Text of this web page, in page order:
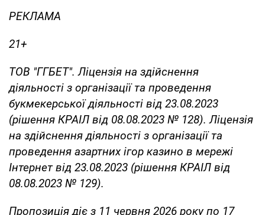
РЕКЛАМА
21+
ТОВ "ГГБЕТ". Ліцензія на здійснення
діяльності з організації та проведення
букмекерської діяльності від 23.08.2023
(рішення КРАІЛ від 08.08.2023 № 128). Ліцензія
на здійснення діяльності з організації та
проведення азартних ігор казино в мережі
Інтернет від 23.08.2023 (рішення КРАІЛ від
08.08.2023 № 129).
Пропозиція діє з 11 червня 2026 року по 17